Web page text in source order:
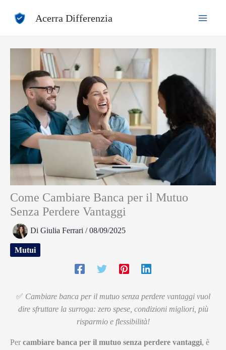
Acerra Differenzia
Come Cambiare Banca per il Mutuo
Senza Perdere Vantaggi
Di Giulia Ferrari /08/09/2025
Mutui
✅ Cambiare banca per il mutuo senza perdere vantaggi vuol
dire sfruttare la surroga: zero spese, condizioni migliori, più
risparmio e flessibilità!
Per cambiare banca per il mutuo senza perdere vantaggi, è